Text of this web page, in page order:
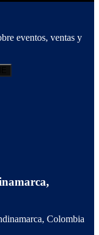
eventos, ventas y
Colombia